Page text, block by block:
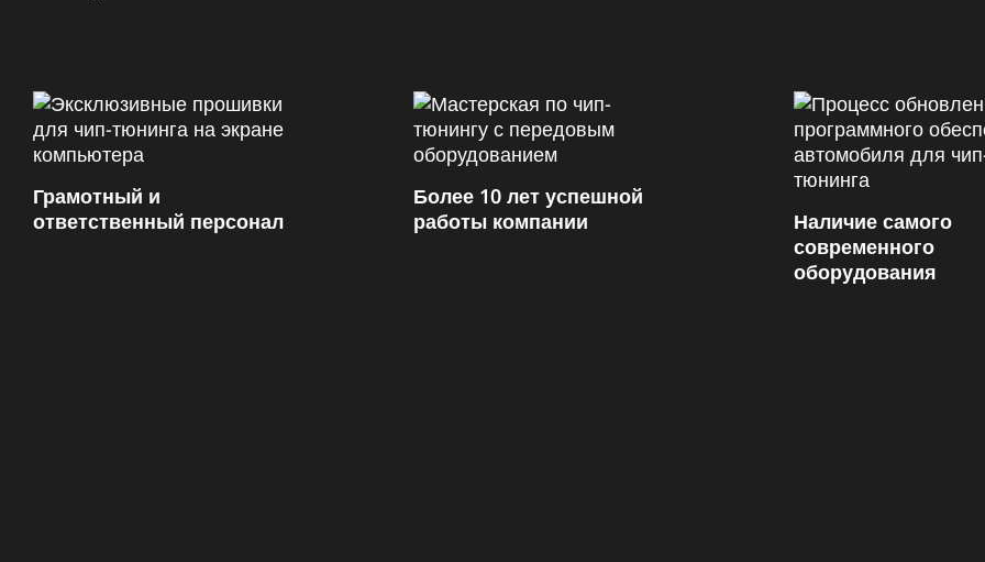
Грамотный и
ответственный персонал
Более 10 лет успешной
работы компании
Наличие самого
современного
оборудования